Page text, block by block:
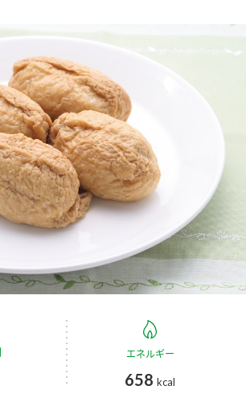
調味酢
ク ぽん酢
料理酒 鍋用調味料
たれ
中華
ルサイト
ャルサイト トップ
念
の取り組み
エネルギー
658 kcal